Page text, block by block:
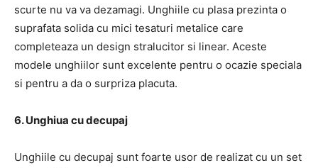
scurte nu va va dezamagi. Unghiile cu plasa prezinta o
suprafata solida cu mici tesaturi metalice care
completeaza un design stralucitor si linear. Aceste
modele unghiilor sunt excelente pentru o ocazie speciala
si pentru a da o surpriza placuta.
6. Unghiua cu decupaj
Unghiile cu decupaj sunt foarte usor de realizat cu un set